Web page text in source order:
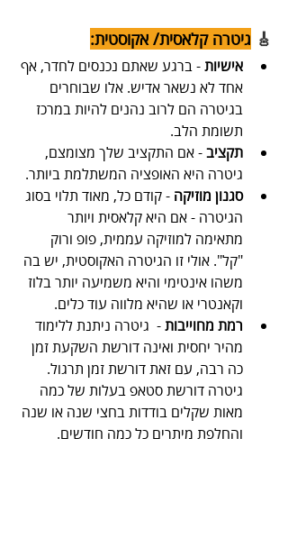
🎸 גיטרה קלאסית/ אקוסטית:
אישיות - ברגע שאתם נכנסים לחדר, אף
אחד לא נשאר אדיש. אלו שבוחרים
בגיטרה הם לרוב נהנים להיות במרכז
תשומת הלב.
תקציב - אם התקציב שלך מצומצם,
גיטרה היא האופציה המשתלמת ביותר.
סגנון מוזיקה - קודם כל, מאוד תלוי בסוג
הגיטרה - אם היא קלאסית ויותר
מתאימה למוזיקה עממית, פופ ורוק
"קל". אולי זו הגיטרה האקוסטית, יש בה
משהו אינטימי והיא משמיעה יותר בלוז
וקאנטרי או שהיא מלווה עוד כלים.
רמת מחוייבות -  גיטרה ניתנת ללימוד
מהיר יחסית ואינה דורשת השקעת זמן
כה רבה, עם זאת דורשת זמן תרגול.
גיטרה דורשת סטאפ בעלות של כמה
מאות שקלים בודדות בחצי שנה או שנה
והחלפת מיתרים כל כמה חודשים.